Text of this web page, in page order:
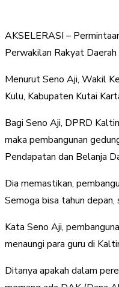
AKSELERASI –
Perwakilan Rakyat
Menurut Seno Aji, Wakil
Kulu, Kabupaten Kutai
Bagi Seno Aji, DPRD
maka pembangunan
Pendapatan dan Belanja
Dia memastikan,
Semoga bisa tahun depan,
Kata Seno Aji,
menaungi para guru di
Ditanya apakah dalam